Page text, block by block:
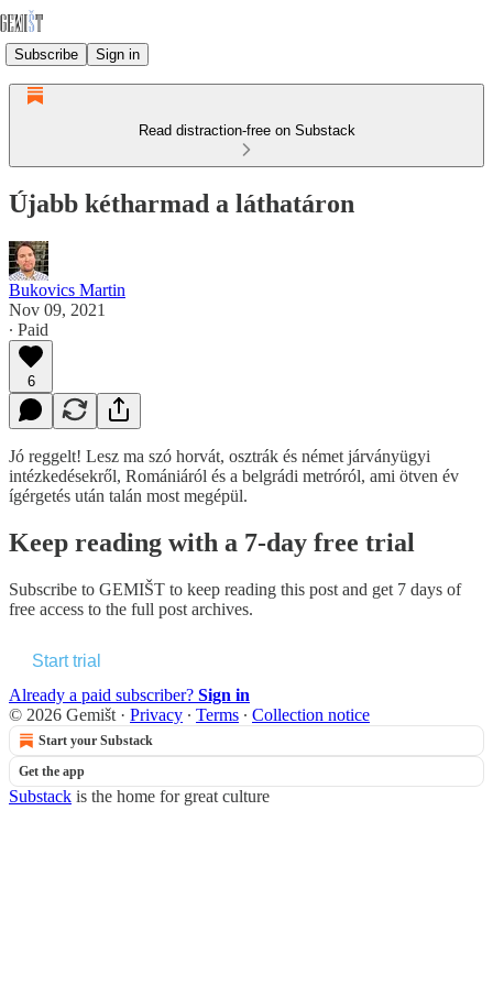
Subscribe Sign in
Read distraction-free on Substack
Újabb kétharmad a láthatáron
Bukovics Martin
Nov 09, 2021
∙ Paid
6
Jó reggelt! Lesz ma szó horvát, osztrák és német járványügyi
intézkedésekről, Romániáról és a belgrádi metróról, ami ötven év
ígérgetés után talán most megépül.
Keep reading with a 7-day free trial
Subscribe to GEMIŠT to keep reading this post and get 7 days of
free access to the full post archives.
Start trial
Already a paid subscriber? Sign in
© 2026 Gemišt · Privacy ∙ Terms ∙ Collection notice
Start your Substack
Get the app
Substack is the home for great culture